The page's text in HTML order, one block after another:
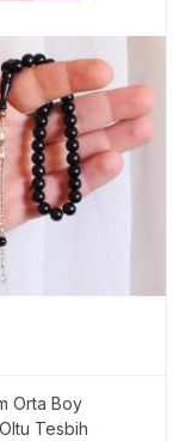
Boy
Tesbih